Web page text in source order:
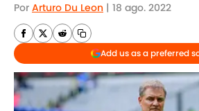
Por Arturo Du Leon | 18 ago. 2022
Add us as a preferred